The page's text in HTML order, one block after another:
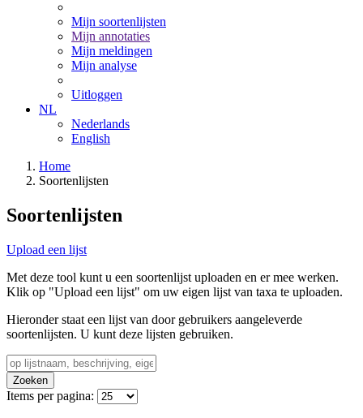
Mijn soortenlijsten
Mijn annotaties
Mijn meldingen
Mijn analyse
Uitloggen
NL
Nederlands
English
Home
Soortenlijsten
Soortenlijsten
Upload een lijst
Met deze tool kunt u een soortenlijst uploaden en er mee werken.
Klik op "Upload een lijst" om uw eigen lijst van taxa te uploaden.
Hieronder staat een lijst van door gebruikers aangeleverde
soortenlijsten. U kunt deze lijsten gebruiken.
Zoeken
Items per pagina: